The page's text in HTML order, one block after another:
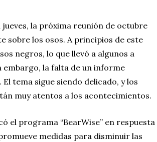
la próxima reunión de octubre
sobre los osos. A principios de este
negros, lo que llevó a algunos a
embargo, la falta de un informe
tema sigue siendo delicado, y los
muy atentos a los acontecimientos.
el programa “BearWise” en respuesta
medidas para disminuir las